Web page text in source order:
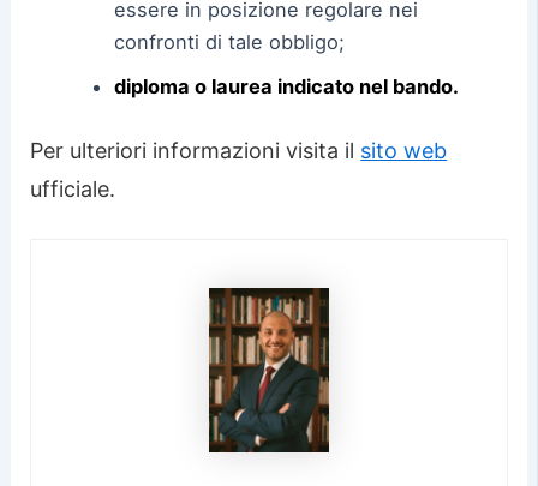
essere in posizione regolare nei
confronti di tale obbligo;
diploma o laurea indicato nel bando.
Per ulteriori informazioni visita il sito web
ufficiale.